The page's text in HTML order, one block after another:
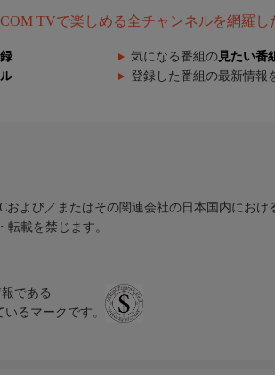
TVで楽しめる全チャンネルを網羅し
気になる番組の 見たい番
登録した番組の最新情報
よび／またはその関連会社の日本国内におけ
載を禁じます。
である
るマークです。